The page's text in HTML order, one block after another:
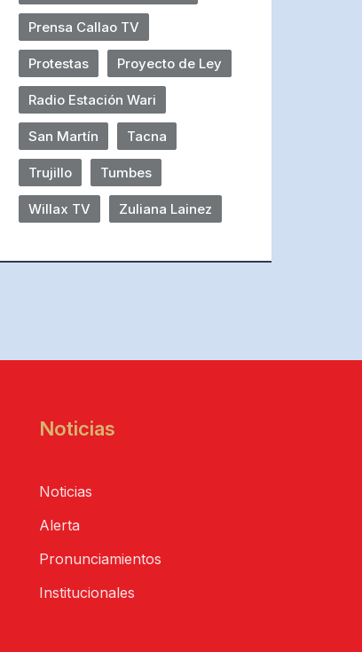
Prensa Callao TV
Protestas Proyecto de Ley
Radio Estación Wari
San Martín Tacna
Trujillo Tumbes
Willax TV Zuliana Lainez
Noticias
Noticias
Alerta
Pronunciamientos
Institucionales